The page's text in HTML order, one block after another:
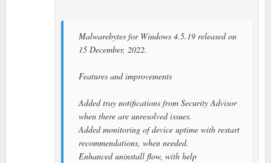
Malwarebytes for Windows 4.5.19 released on
15 December, 2022.
Features and improvements
Added tray notifications from Security Advisor
when there are unresolved issues.
Added monitoring of device uptime with restart
recommendations, when needed.
Enhanced uninstall flow, with help